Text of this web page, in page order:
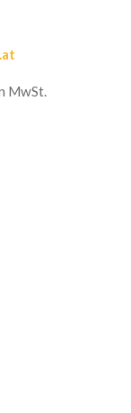
MwSt.